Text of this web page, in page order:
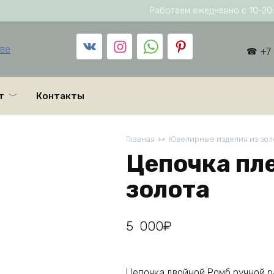
Работаем ежедневно с 10-
+7
Контакты
Главная Ювелирные изделия из
Цепочка
золота
5 000₽